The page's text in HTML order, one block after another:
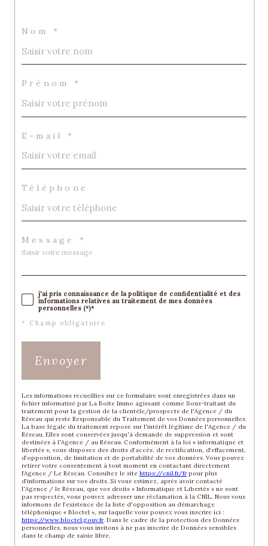
Nom *
Prénom *
E-mail *
Téléphone
Message *
j'ai pris connaissance de la politique de confidentialité et des
informations relatives au traitement de mes données
personnelles (*)*
* Champ obligatoire
Envoyer
Les informations recueillies sur ce formulaire sont enregistrées dans un
fichier informatisé par La Boite Immo agissant comme Sous-traitant du
traitement pour la gestion de la clientèle/prospects de l'Agence / du
Réseau qui reste Responsable du Traitement de vos Données personnelles.
La base légale du traitement repose sur l'intérêt légitime de l'Agence / du
Réseau. Elles sont conservées jusqu'à demande de suppression et sont
destinées à l'Agence / au Réseau. Conformément à la loi « informatique et
libertés », vous disposez des droits d’accès, de rectification, d’effacement,
d’opposition, de limitation et de portabilité de vos données. Vous pouvez
retirer votre consentement à tout moment en contactant directement
l’Agence / Le Réseau. Consultez le site https://cnil.fr/frpour plus
d’informations sur vos droits. Si vous estimez, après avoir contacté
l'Agence / le Réseau, que vos droits « Informatique et Libertés » ne sont
pas respectés, vous pouvez adresser une réclamation à la CNIL. Nous vous
informons de l’existence de la liste d'opposition au démarchage
téléphonique « Bloctel », sur laquelle vous pouvez vous inscrire ici :
https://www.bloctel.gouv.fr. Dans le cadre de la protection des Données
personnelles, nous vous invitons à ne pas inscrire de Données sensibles
dans le champ de saisie libre.